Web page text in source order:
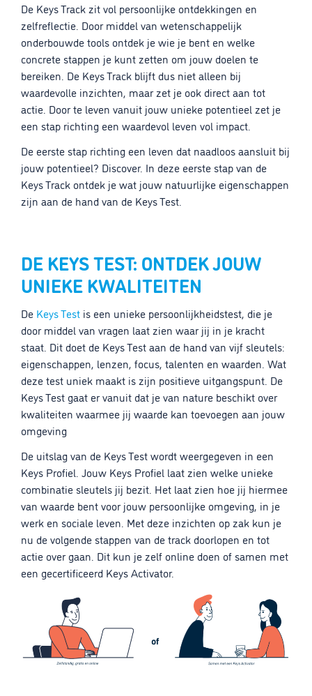
De Keys Track zit vol persoonlijke ontdekkingen en
zelfreflectie. Door middel van wetenschappelijk
onderbouwde tools ontdek je wie je bent en welke
concrete stappen je kunt zetten om jouw doelen te
bereiken. De Keys Track blijft dus niet alleen bij
waardevolle inzichten, maar zet je ook direct aan tot
actie. Door te leven vanuit jouw unieke potentieel zet je
een stap richting een waardevol leven vol impact.
De eerste stap richting een leven dat naadloos aansluit bij
jouw potentieel? Discover. In deze eerste stap van de
Keys Track ontdek je wat jouw natuurlijke eigenschappen
zijn aan de hand van de Keys Test.
DE KEYS TEST: ONTDEK JOUW
UNIEKE KWALITEITEN
De Keys Test is een unieke persoonlijkheidstest, die je
door middel van vragen laat zien waar jij in je kracht
staat. Dit doet de Keys Test aan de hand van vijf sleutels:
eigenschappen, lenzen, focus, talenten en waarden. Wat
deze test uniek maakt is zijn positieve uitgangspunt. De
Keys Test gaat er vanuit dat je van nature beschikt over
kwaliteiten waarmee jij waarde kan toevoegen aan jouw
omgeving
De uitslag van de Keys Test wordt weergegeven in een
Keys Profiel. Jouw Keys Profiel laat zien welke unieke
combinatie sleutels jij bezit. Het laat zien hoe jij hiermee
van waarde bent voor jouw persoonlijke omgeving, in je
werk en sociale leven. Met deze inzichten op zak kun je
nu de volgende stappen van de track doorlopen en tot
actie over gaan. Dit kun je zelf online doen of samen met
een gecertificeerd Keys Activator.